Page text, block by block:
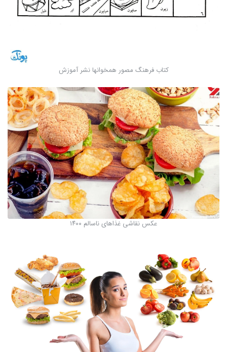
کتاب فرهنگ مصور همخوانها نشر آموزش
عکس نقاشی غذاهای ناسالم ۱۴۰۰